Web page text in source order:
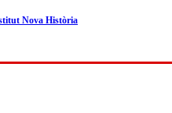
Nova Història